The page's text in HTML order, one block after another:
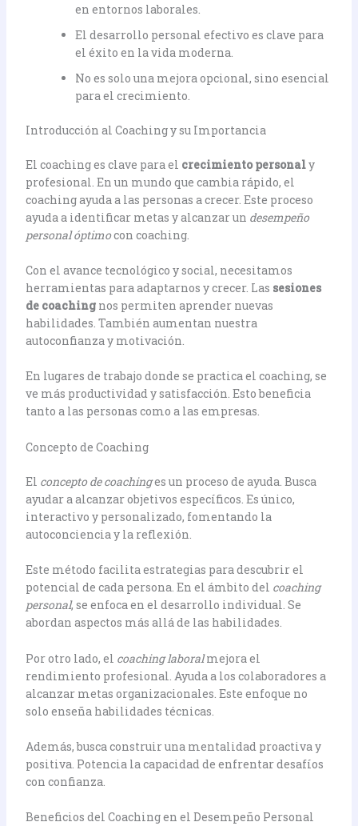
en entornos laborales.
El desarrollo personal efectivo es clave para
el éxito en la vida moderna.
No es solo una mejora opcional, sino esencial
para el crecimiento.
Introducción al Coaching y su Importancia
El coaching es clave para el crecimiento personaly
profesional. En un mundo que cambia rápido, el
coaching ayuda a las personas a crecer. Este proceso
ayuda a identificar metas y alcanzar un desempeño
personal óptimocon coaching.
Con el avance tecnológico y social, necesitamos
herramientas para adaptarnos y crecer. Las sesiones
de coachingnos permiten aprender nuevas
habilidades. También aumentan nuestra
autoconfianza y motivación.
En lugares de trabajo donde se practica el coaching, se
ve más productividad y satisfacción. Esto beneficia
tanto a las personas como a las empresas.
Concepto de Coaching
El concepto de coachinges un proceso de ayuda. Busca
ayudar a alcanzar objetivos específicos. Es único,
interactivo y personalizado, fomentando la
autoconciencia y la reflexión.
Este método facilita estrategias para descubrir el
potencial de cada persona. En el ámbito del coaching
personal, se enfoca en el desarrollo individual. Se
abordan aspectos más allá de las habilidades.
Por otro lado, el coaching laboralmejora el
rendimiento profesional. Ayuda a los colaboradores a
alcanzar metas organizacionales. Este enfoque no
solo enseña habilidades técnicas.
Además, busca construir una mentalidad proactiva y
positiva. Potencia la capacidad de enfrentar desafíos
con confianza.
Beneficios del Coaching en el Desempeño Personal